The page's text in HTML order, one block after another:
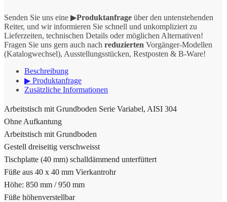
Senden Sie uns eine ▶Produktanfrage über den untenstehenden
Reiter, und wir informieren Sie schnell und unkompliziert zu
Lieferzeiten, technischen Details oder möglichen Alternativen!
Fragen Sie uns gern auch nach reduzierten Vorgänger-Modellen
(Katalogwechsel), Ausstellungsstücken, Restposten & B-Ware!
Beschreibung
▶ Produktanfrage
Zusätzliche Informationen
Arbeitstisch mit Grundboden Serie Variabel, AISI 304
Ohne Aufkantung
Arbeitstisch mit Grundboden
Gestell dreiseitig verschweisst
Tischplatte (40 mm) schalldämmend unterfüttert
Füße aus 40 x 40 mm Vierkantrohr
Höhe: 850 mm / 950 mm
Füße höhenverstellbar